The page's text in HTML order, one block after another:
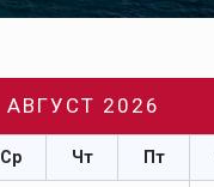
АВГУСТ 2026
Ср Чт Пт